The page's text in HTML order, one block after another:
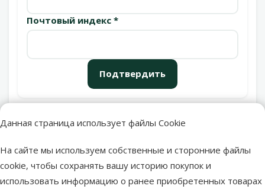
Данная страница использует файлы Cookie
На сайте мы используем собственные и сторонние файлы
cookie, чтобы сохранять вашу историю покупок и
использовать информацию о ранее приобретенных товарах
Почтовый индекс *
Подтвердить
Пункты выдачи
LATVIJAS PASTS почтовое
отделение